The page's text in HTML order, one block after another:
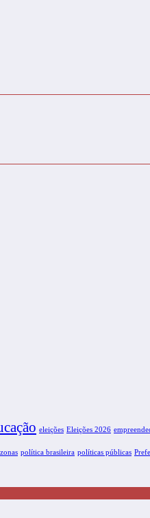
eleições Eleições 2026
política brasileira políticas públicas